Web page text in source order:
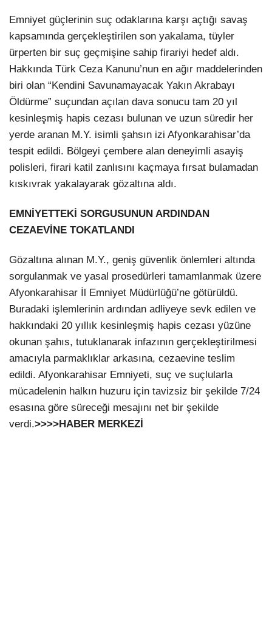
Emniyet güçlerinin suç odaklarına karşı açtığı savaş
kapsamında gerçekleştirilen son yakalama, tüyler
ürperten bir suç geçmişine sahip firariyi hedef aldı.
Hakkında Türk Ceza Kanunu’nun en ağır maddelerinden
biri olan “Kendini Savunamayacak Yakın Akrabayı
Öldürme” suçundan açılan dava sonucu tam 20 yıl
kesinleşmiş hapis cezası bulunan ve uzun süredir her
yerde aranan M.Y. isimli şahsın izi Afyonkarahisar’da
tespit edildi. Bölgeyi çembere alan deneyimli asayiş
polisleri, firari katil zanlısını kaçmaya fırsat bulamadan
kıskıvrak yakalayarak gözaltına aldı.
EMNİYETTEKİ SORGUSUNUN ARDINDAN
CEZAEVİNE TOKATLANDI
Gözaltına alınan M.Y., geniş güvenlik önlemleri altında
sorgulanmak ve yasal prosedürleri tamamlanmak üzere
Afyonkarahisar İl Emniyet Müdürlüğü’ne götürüldü.
Buradaki işlemlerinin ardından adliyeye sevk edilen ve
hakkındaki 20 yıllık kesinleşmiş hapis cezası yüzüne
okunan şahıs, tutuklanarak infazının gerçekleştirilmesi
amacıyla parmaklıklar arkasına, cezaevine teslim
edildi. Afyonkarahisar Emniyeti, suç ve suçlularla
mücadelenin halkın huzuru için tavizsiz bir şekilde 7/24
esasına göre süreceği mesajını net bir şekilde
verdi.>>>>HABER MERKEZİ